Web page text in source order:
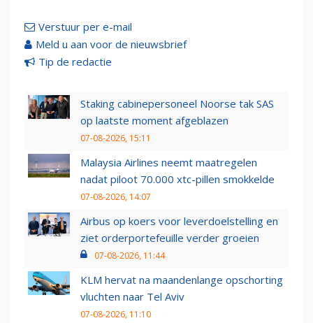
Verstuur per e-mail
Meld u aan voor de nieuwsbrief
Tip de redactie
Staking cabinepersoneel Noorse tak SAS
op laatste moment afgeblazen
07-08-2026, 15:11
Malaysia Airlines neemt maatregelen
nadat piloot 70.000 xtc-pillen smokkelde
07-08-2026, 14:07
Airbus op koers voor leverdoelstelling en
ziet orderportefeuille verder groeien
07-08-2026, 11:44
KLM hervat na maandenlange opschorting
vluchten naar Tel Aviv
07-08-2026, 11:10